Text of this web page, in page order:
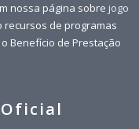
nossa página sobre jogo
recursos de programas
Benefício de Prestação